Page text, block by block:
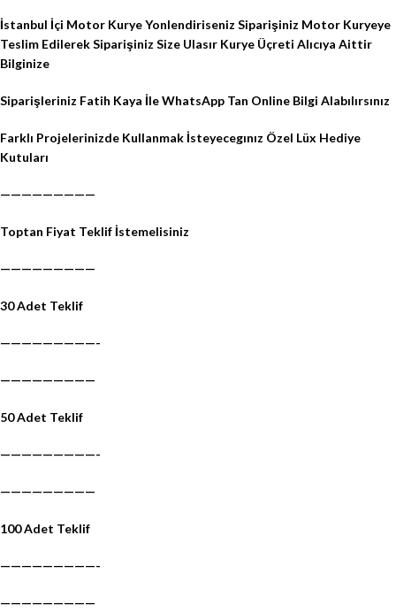
İstanbul İçi Motor Kurye Yonlendiriseniz Siparişiniz Motor Kuryeye
Teslim Edilerek Siparişiniz Size Ulasır Kurye Üçreti Alıcıya Aittir
Bilginize
Siparişleriniz Fatih Kaya İle WhatsApp Tan Online Bilgi Alabılırsınız
Farklı Projelerinizde Kullanmak İsteyecegınız Özel Lüx Hediye
Kutuları
—————————
Toptan Fiyat Teklif İstemelisiniz
—————————
30 Adet Teklif
—————————-
—————————
50 Adet Teklif
—————————-
—————————
100 Adet Teklif
—————————-
—————————